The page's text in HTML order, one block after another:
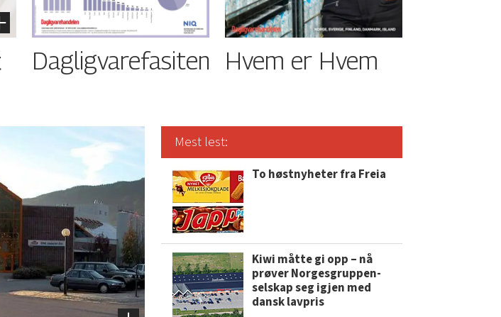
Dagligvarefasiten Hvem er Hvem
Mest lest:
To høstnyheter fra Freia
Kiwi måtte gi opp – nå
prøver Norgesgruppen-
selskap seg igjen med
dansk lavpris